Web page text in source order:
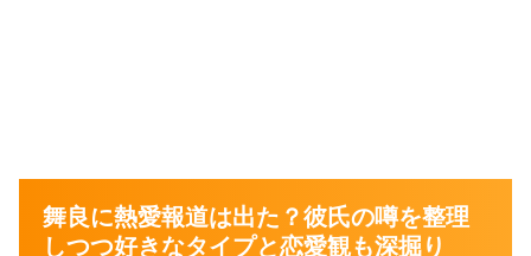
舞良に熱愛報道は出た？彼氏の噂を整理
しつつ好きなタイプと恋愛観も深掘り